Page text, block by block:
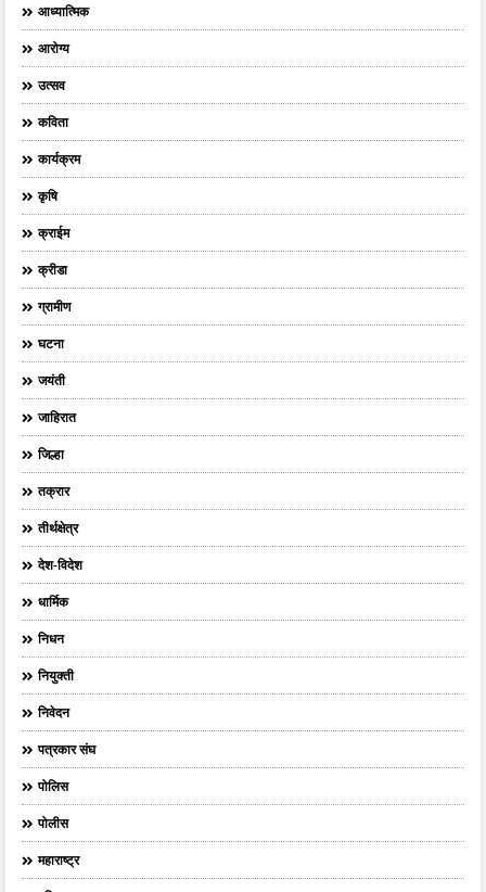
आध्यात्मिक
आरोग्य
उत्सव
कविता
कार्यक्रम
कृषि
क्राईम
क्रीडा
ग्रामीण
घटना
जयंती
जाहिरात
जिल्हा
तक्रार
तीर्थक्षेत्र
देश-विदेश
धार्मिक
निधन
नियुक्ती
निवेदन
पत्रकार संघ
पोलिस
पोलीस
महाराष्ट्र